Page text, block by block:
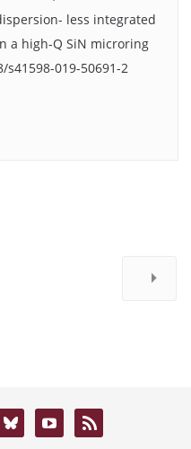
less integrated
a high-Q SiN microring
s41598-019-50691-2